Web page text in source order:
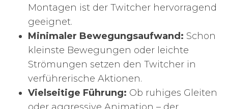
Montagen ist der Twitcher hervorragend
geeignet.
Minimaler Bewegungsaufwand: Schon
kleinste Bewegungen oder leichte
Strömungen setzen den Twitcher in
verführerische Aktionen.
Vielseitige Führung: Ob ruhiges Gleiten